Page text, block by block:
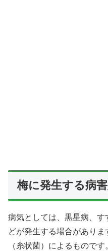
梅に発生する病
病気としては、黒星病、
どが発生する場合があり
（糸状菌）によるもので